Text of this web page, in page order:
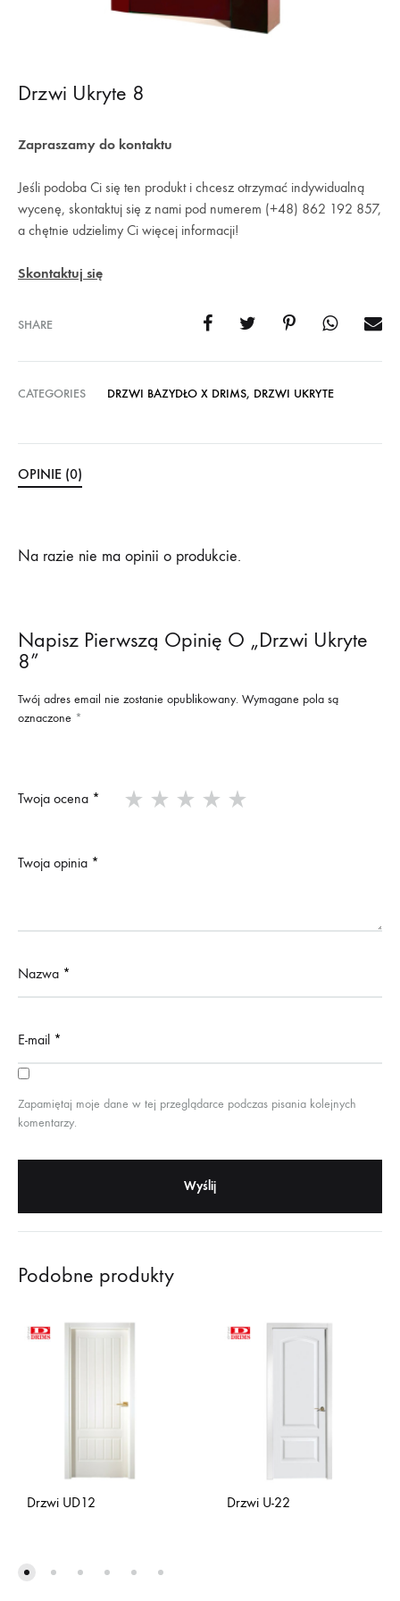
Drzwi Ukryte 8
Zapraszamy do kontaktu
Jeśli podoba Ci się ten produkt i chcesz otrzymać indywidualną
wycenę, skontaktuj się z nami pod numerem (+48) 862 192 857,
a chętnie udzielimy Ci więcej informacji!
Skontaktuj się
SHARE
CATEGORIES DRZWI BAZYDŁO X DRIMS, DRZWI UKRYTE
OPINIE (0)
Na razie nie ma opinii o produkcie.
Napisz Pierwszą Opinię O „Drzwi Ukryte
8”
Twój adres email nie zostanie opublikowany. Wymagane pola są
oznaczone *
Twoja ocena *
Twoja opinia *
Nazwa *
E-mail *
Zapamiętaj moje dane w tej przeglądarce podczas pisania kolejnych
komentarzy.
Podobne produkty
Drzwi UD12 Drzwi U-22